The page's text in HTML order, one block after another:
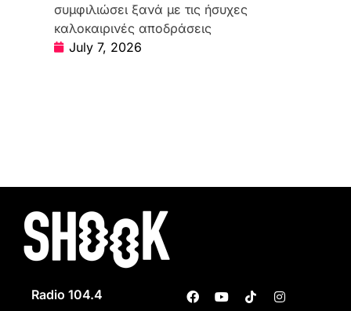
συμφιλιώσει ξανά με τις ήσυχες
καλοκαιρινές αποδράσεις
July 7, 2026
Radio 104.4